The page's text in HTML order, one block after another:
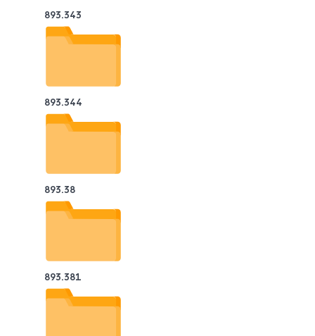
893.343
893.344
893.38
893.381